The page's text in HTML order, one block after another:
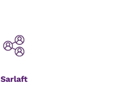
Sarlaft